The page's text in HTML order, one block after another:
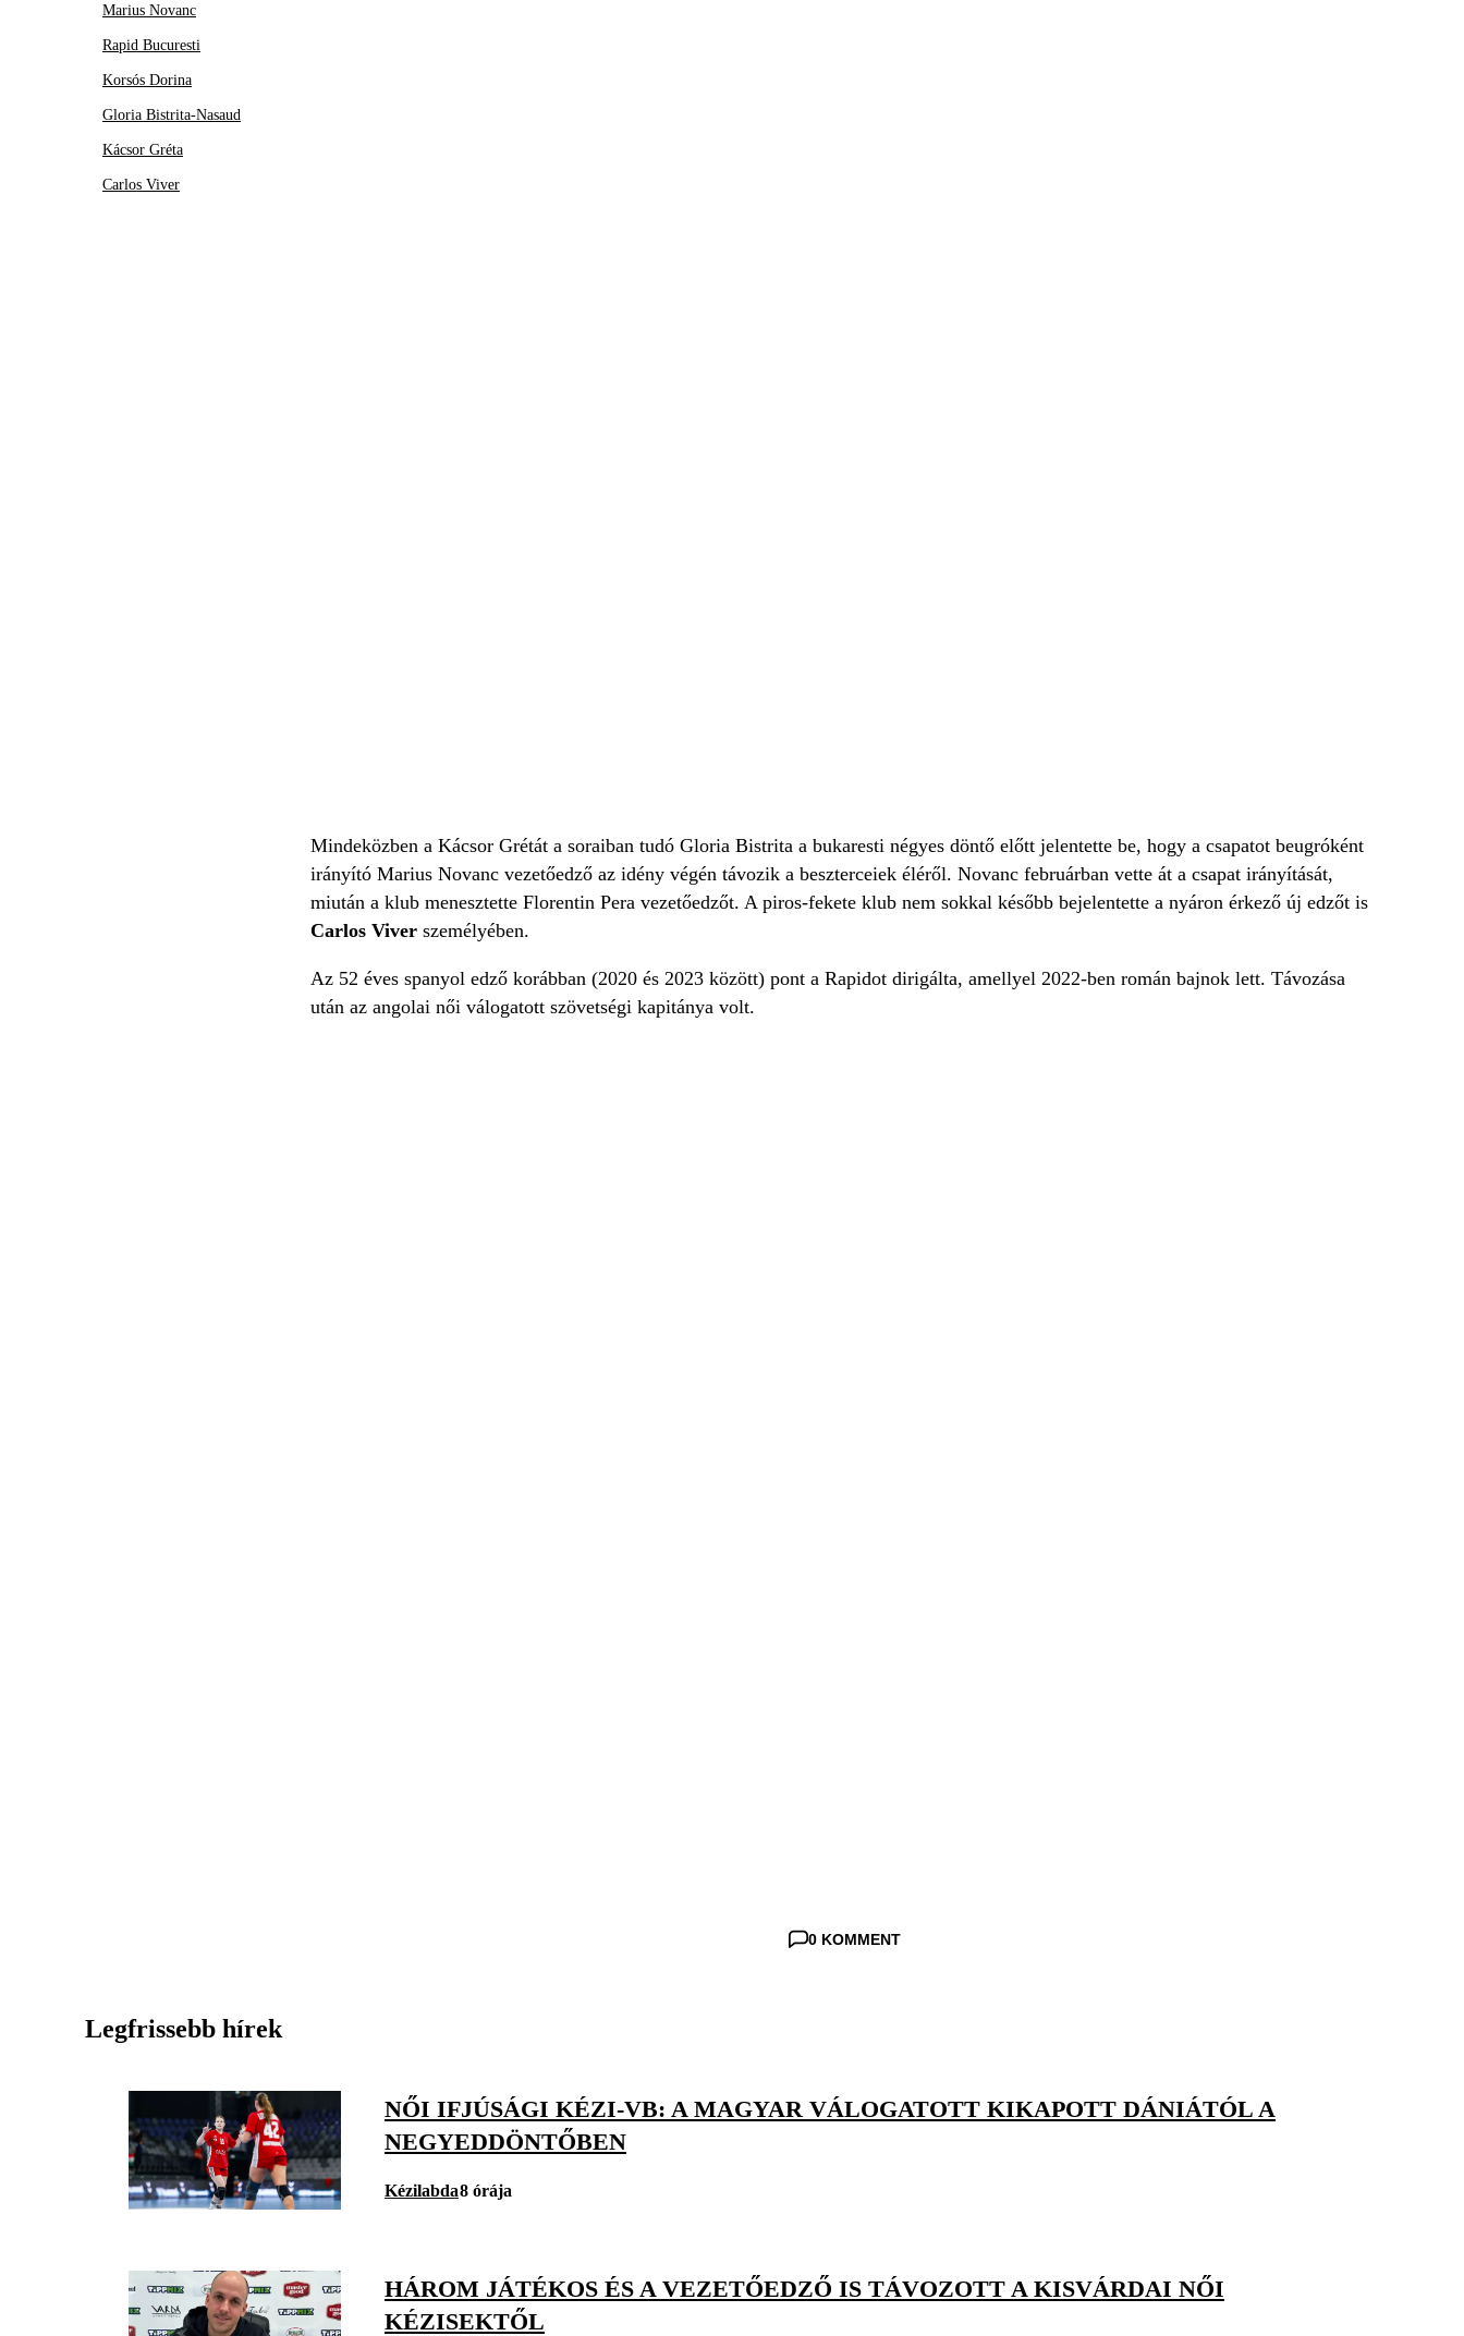
Marius Novanc
Rapid Bucuresti
Korsós Dorina
Gloria Bistrita-Nasaud
Kácsor Gréta
Carlos Viver
Mindeközben a Kácsor Grétát a soraiban tudó Gloria Bistrita a bukaresti négyes döntő előtt jelentette be, hogy a csapatot beugróként
irányító Marius Novanc vezetőedző az idény végén távozik a beszterceiek éléről. Novanc februárban vette át a csapat irányítását,
miután a klub menesztette Florentin Pera vezetőedzőt. A piros-fekete klub nem sokkal később bejelentette a nyáron érkező új edzőt is
Carlos Viverszemélyében.
Az 52 éves spanyol edző korábban (2020 és 2023 között) pont a Rapidot dirigálta, amellyel 2022-ben román bajnok lett. Távozása
után az angolai női válogatott szövetségi kapitánya volt.
0 KOMMENT
Legfrissebb hírek
NŐI IFJÚSÁGI KÉZI-VB: A MAGYAR VÁLOGATOTT KIKAPOTT DÁNIÁTÓL A
NEGYEDDÖNTŐBEN
Kézilabda8 órája
HÁROM JÁTÉKOS ÉS A VEZETŐEDZŐ IS TÁVOZOTT A KISVÁRDAI NŐI
KÉZISEKTŐL